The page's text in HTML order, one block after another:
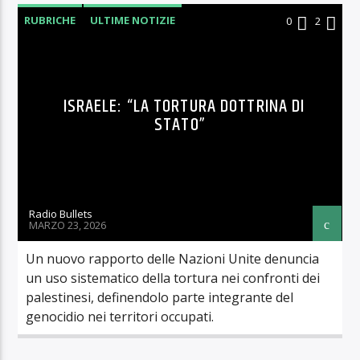
RUBRICHE ULTIME NOTIZIE 0 2
ISRAELE: “LA TORTURA DOTTRINA DI
STATO”
Radio Bullets
MARZO 23, 2026
Un nuovo rapporto delle Nazioni Unite denuncia
un uso sistematico della tortura nei confronti dei
palestinesi, definendolo parte integrante del
genocidio nei territori occupati.